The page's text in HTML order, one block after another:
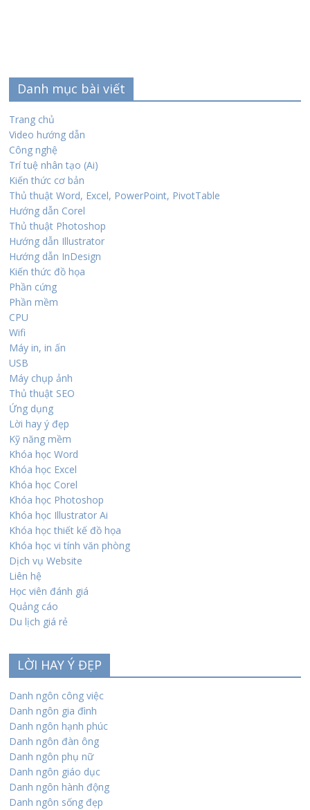
Danh mục bài viết
Trang chủ
Video hướng dẫn
Công nghệ
Trí tuệ nhân tạo (Ai)
Kiến thức cơ bản
Thủ thuật Word, Excel, PowerPoint, PivotTable
Hướng dẫn Corel
Thủ thuật Photoshop
Hướng dẫn Illustrator
Hướng dẫn InDesign
Kiến thức đồ họa
Phần cứng
Phần mềm
CPU
Wifi
Máy in, in ấn
USB
Máy chụp ảnh
Thủ thuật SEO
Ứng dụng
Lời hay ý đẹp
Kỹ năng mềm
Khóa học Word
Khóa học Excel
Khóa học Corel
Khóa học Photoshop
Khóa học Illustrator Ai
Khóa học thiết kế đồ họa
Khóa học vi tính văn phòng
Dịch vụ Website
Liên hệ
Học viên đánh giá
Quảng cáo
Du lịch giá rẻ
LỜI HAY Ý ĐẸP
Danh ngôn công việc
Danh ngôn gia đình
Danh ngôn hạnh phúc
Danh ngôn đàn ông
Danh ngôn phụ nữ
Danh ngôn giáo dục
Danh ngôn hành động
Danh ngôn sống đẹp